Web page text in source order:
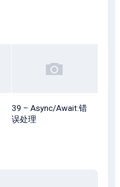
39 – Async/Await:错
误处理